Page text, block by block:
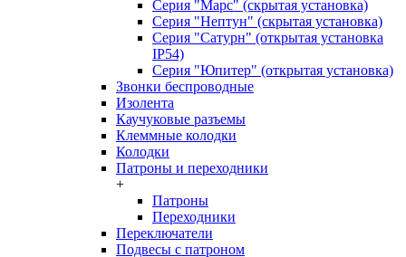
Серия "Марс" (скрытая установка)
Серия "Нептун" (скрытая установка)
Серия "Сатурн" (открытая установка
IP54)
Серия "Юпитер" (открытая установка)
Звонки беспроводные
Изолента
Каучуковые разъемы
Клеммные колодки
Колодки
Патроны и переходники
+
Патроны
Переходники
Переключатели
Подвесы с патроном